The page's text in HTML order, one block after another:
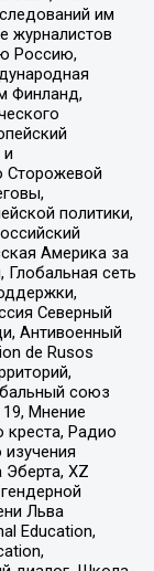
им
журналистов
Россию,
Финланд,
и
Сторожевой
политики,
Америка за
сеть
Северный
Антивоенный
de Rusos
союз
Мнение
креста, Радио
XZ
Льва
Education,